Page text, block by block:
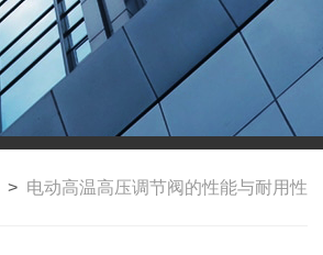
> 电动高温高压调节阀的性能与耐用性